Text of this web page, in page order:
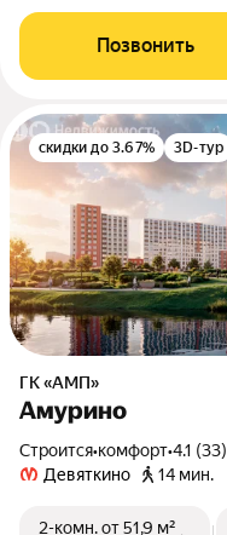
Позвонить
скидки до 3.67% 3D-тур
ГК «АМП»
Амурино
Строится•комфорт•4.1 (33)
Девяткино
14 мин.
2-комн.от 51,9 м²